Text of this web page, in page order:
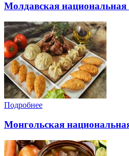
Молдавская национальная
Подробнее
Монгольская